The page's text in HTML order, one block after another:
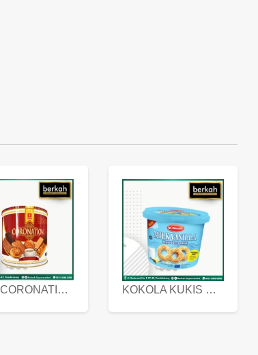
UBM CORONATION ASSORTED BISKUIT KALENG 450 GRAM KOKOLA KUKIS HYGIENIC MILK VANILLA PACK 320 GR